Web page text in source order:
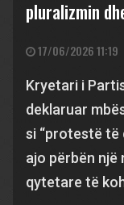
pluralizmin
17/06/2026 11:19
Kryetari i
deklaruar
si “protestë të
ajo përbën një
qytetare të